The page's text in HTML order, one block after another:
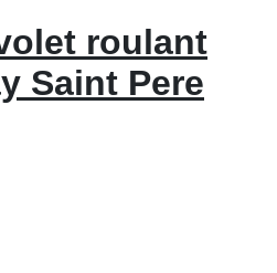
roulant
Saint Pere